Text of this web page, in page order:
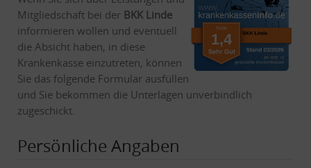
Mitgliedschaft bei der BKK Linde
informieren wollen und eventuell
die Absicht haben, in diese
Krankenkasse einzutreten, können
Sie das folgende Formular ausfüllen
und Sie bekommen die Unterlagen unverbindlich
zugeschickt.
Persönliche Angaben